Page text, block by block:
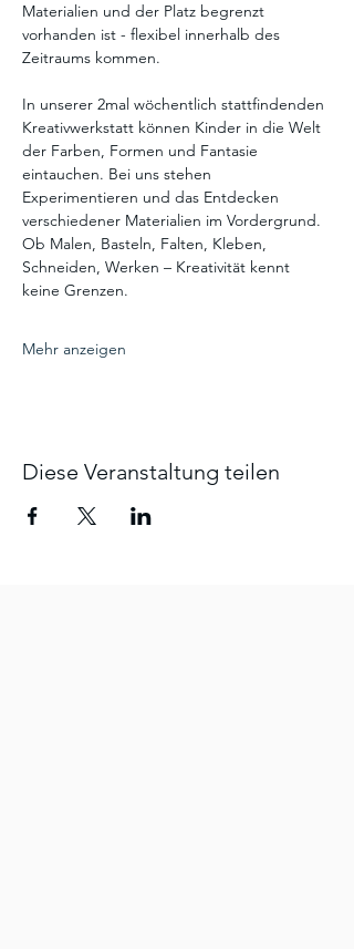
Materialien und der Platz begrenzt
vorhanden ist - flexibel innerhalb des
Zeitraums kommen.
In unserer 2mal wöchentlich stattfindenden
Kreativwerkstatt können Kinder in die Welt
der Farben, Formen und Fantasie
eintauchen. Bei uns stehen
Experimentieren und das Entdecken
verschiedener Materialien im Vordergrund.
Ob Malen, Basteln, Falten, Kleben,
Schneiden, Werken – Kreativität kennt
keine Grenzen.
Mehr anzeigen
Diese Veranstaltung teilen